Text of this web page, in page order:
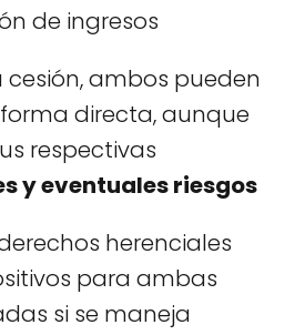
de ingresos
cesión, ambos pueden
directa, aunque
respectivas
y eventuales riesgos
herenciales
para ambas
si se maneja